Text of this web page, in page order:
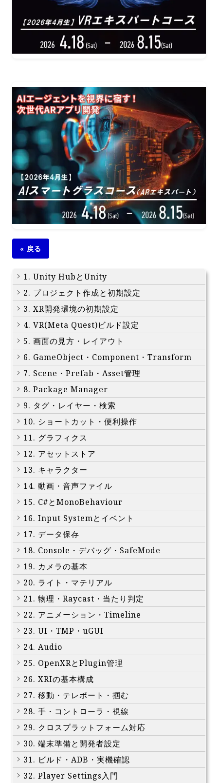
« 戻る
1. Unity HubとUnity
2. プロジェクト作成と初期設定
3. XR開発環境の初期設定
4. VR(Meta Quest)ビルド設定
5. 画面の見方・レイアウト
6. GameObject・Component・Transform
7. Scene・Prefab・Asset管理
8. Package Manager
9. タグ・レイヤー・検索
10. ショートカット・便利操作
11. グラフィクス
12. アセットストア
13. キャラクター
14. 動画・音声ファイル
15. C#とMonoBehaviour
16. Input Systemとイベント
17. データ保存
18. Console・デバッグ・SafeMode
19. カメラの基本
20. ライト・マテリアル
21. 物理・Raycast・当たり判定
22. アニメーション・Timeline
23. UI・TMP・uGUI
24. Audio
25. OpenXRとPlugin管理
26. XRIの基本構成
27. 移動・テレポート・掴む
28. 手・コントローラ・視線
29. クロスプラットフォーム対応
30. 端末準備と開発者設定
31. ビルド・ADB・実機確認
32. Player Settings入門